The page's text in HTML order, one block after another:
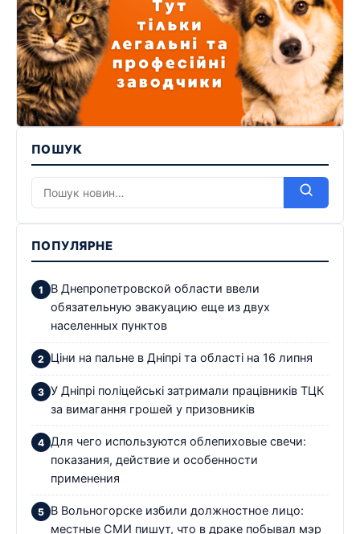
ПОШУК
ПОПУЛЯРНЕ
В Днепропетровской области ввели
обязательную эвакуацию еще из двух
населенных пунктов
Ціни на пальне в Дніпрі та області на 16 липня
У Дніпрі поліцейські затримали працівників ТЦК
за вимагання грошей у призовників
Для чего используются облепиховые свечи:
показания, действие и особенности
применения
В Вольногорске избили должностное лицо:
местные СМИ пишут, что в драке побывал мэр